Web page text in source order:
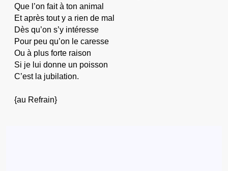
Que l’on fait à ton animal
Et après tout y a rien de mal
Dès qu’on s’y intéresse
Pour peu qu’on le caresse
Ou à plus forte raison
Si je lui donne un poisson
C’est la jubilation.
{au Refrain}